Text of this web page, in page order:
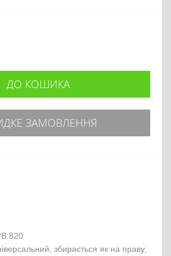
ДО КОШИКА
ЗАМОВЛЕННЯ
збирається як на праву,